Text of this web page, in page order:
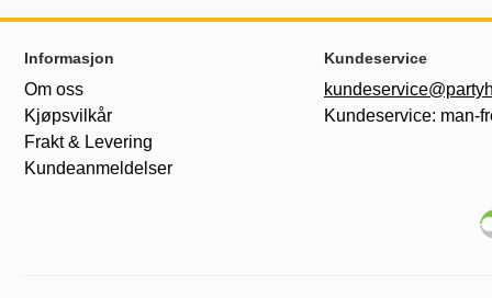
Footer-innhold Blandet informasjon og
Informasjon
Om oss
Kjøpsvilkår
Frakt & Levering
Kundeanmeldelser
Kundeservice
Kundeservice: man-